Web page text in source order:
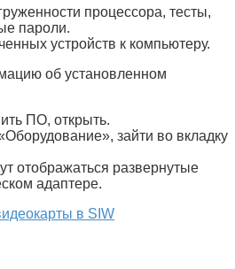
процессора, тесты,
пароли.
устройств к компьютеру.
об установленном
ПО, открыть.
Оборудование», зайти во вкладку
отображаться развернутые
адаптере.